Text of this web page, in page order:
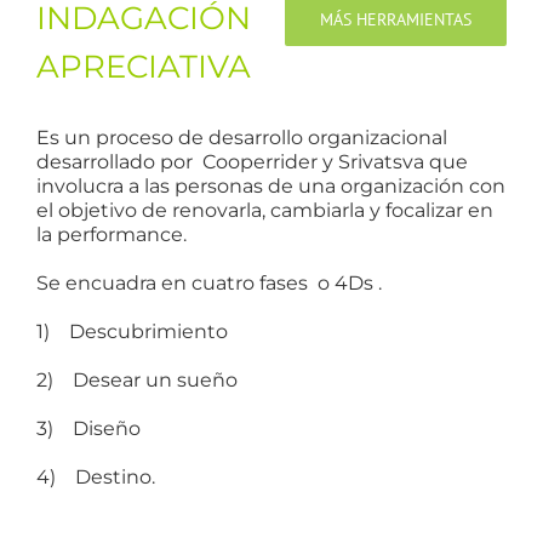
MÁS HERRAMIENTAS
INDAGACIÓN
APRECIATIVA
Es un proceso de desarrollo organizacional
desarrollado por Cooperrider y Srivatsva que
involucra a las personas de una organización con
el objetivo de renovarla, cambiarla y focalizar en
la performance.
Se encuadra en cuatro fases o 4Ds .
1) Descubrimiento
2) Desear un sueño
3) Diseño
4) Destino.